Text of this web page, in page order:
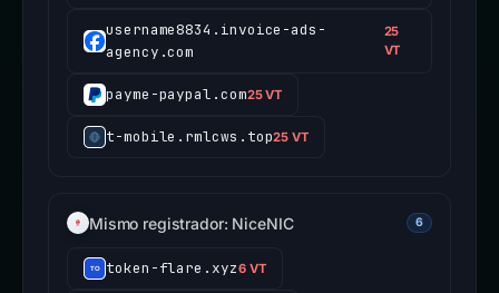
username8834.invoice-ads-
agency.com
25
VT
payme-paypal.com25 VT
t-mobile.rmlcws.top25 VT
Mismo registrador: NiceNIC 6
token-flare.xyz6 VT